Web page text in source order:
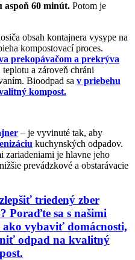
aspoň 60 minút. Potom je
obsah kontajnera vysype na
kompostovací proces.
prekopávačom a prekrýva
a zároveň chráni
Bioodpad sa v priebehu
kompost.
– je vyvinuté tak, aby
kuchynských odpadov.
zariadeniami je hlavne jeho
prevádzkové a obstarávacie
triedený zber
Poraďte sa s našimi
vybaviť domácnosti,
odpad na kvalitný